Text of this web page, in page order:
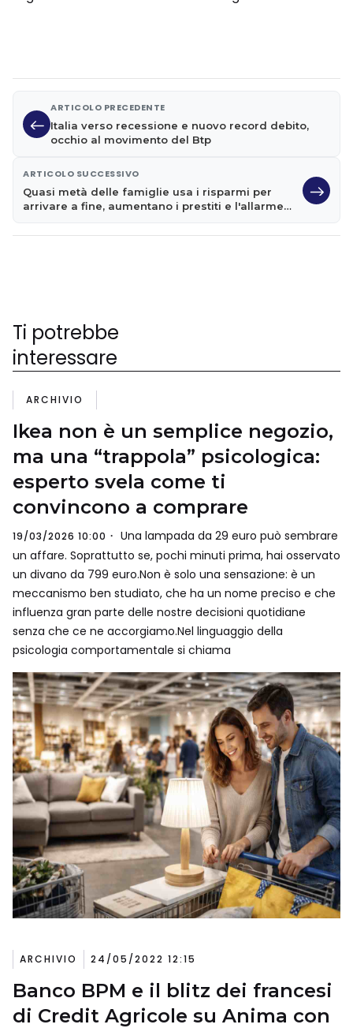
ARTICOLO PRECEDENTE
Italia verso recessione e nuovo record debito,
occhio al movimento del Btp
ARTICOLO SUCCESSIVO
Quasi metà delle famiglie usa i risparmi per
arrivare a fine, aumentano i prestiti e l'allarme
Ti potrebbe
interessare
ARCHIVIO
Ikea non è un semplice negozio,
ma una “trappola” psicologica:
esperto svela come ti
convincono a comprare
19/03/2026 10:00
Una lampada da 29 euro può sembrare
un affare. Soprattutto se, pochi minuti prima, hai osservato
un divano da 799 euro.Non è solo una sensazione: è un
meccanismo ben studiato, che ha un nome preciso e che
influenza gran parte delle nostre decisioni quotidiane
senza che ce ne accorgiamo.Nel linguaggio della
psicologia comportamentale si chiama
ARCHIVIO 24/05/2022 12:15
Banco BPM e il blitz dei francesi
di Credit Agricole su Anima con